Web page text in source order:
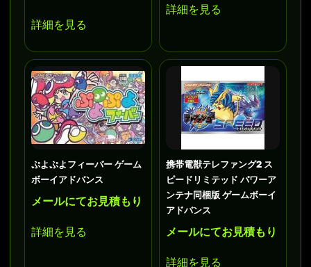
詳細を見る
詳細を見る
ぷよぷよフィーバー ゲーム
ボーイアドバンス
メールにてお見積もり
詳細を見る
携帯電獣テレファング2 ス
ピードリミテッド パワーア
ンテナ同梱版 ゲームボーイ
アドバンス
メールにてお見積もり
詳細を見る